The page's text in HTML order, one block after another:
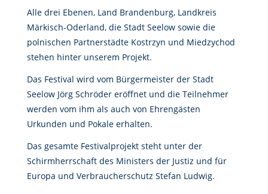
Alle drei Ebenen, Land Brandenburg, Landkreis
Märkisch-Oderland, die Stadt Seelow sowie die
polnischen Partnerstädte Kostrzyn und Miedzychod
stehen hinter unserem Projekt.
Das Festival wird vom Bürgermeister der Stadt
Seelow Jörg Schröder eröffnet und die Teilnehmer
werden vom ihm als auch von Ehrengästen
Urkunden und Pokale erhalten.
Das gesamte Festivalprojekt steht unter der
Schirmherrschaft des Ministers der Justiz und für
Europa und Verbraucherschutz Stefan Ludwig.